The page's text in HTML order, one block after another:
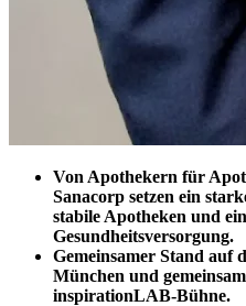
Von Apothekern für
Sanacorp setzen ein
stabile Apotheken und
Gesundheitsversorgung.
Gemeinsamer Stand auf
München und
inspirationLAB-Bühne.